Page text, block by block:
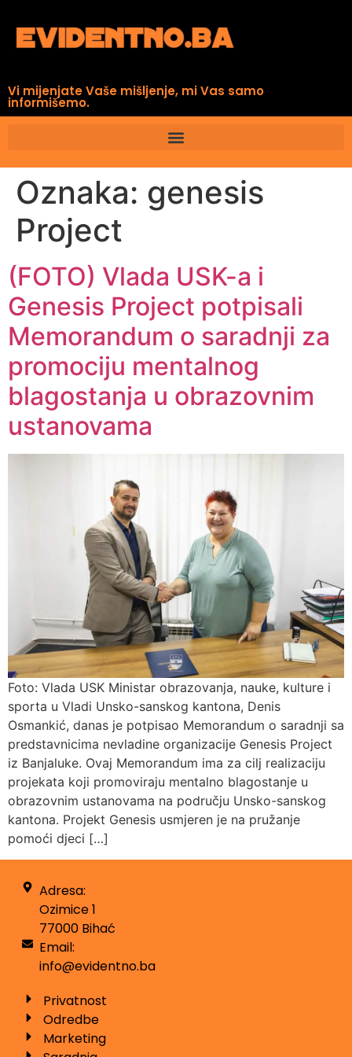
Vi mijenjate Vaše mišljenje, mi Vas samo
informišemo.
Oznaka: genesis
Project
(FOTO) Vlada USK-a i
Genesis Project potpisali
Memorandum o saradnji za
promociju mentalnog
blagostanja u obrazovnim
ustanovama
Foto: Vlada USK Ministar obrazovanja, nauke, kulture i
sporta u Vladi Unsko-sanskog kantona, Denis
Osmankić, danas je potpisao Memorandum o saradnji sa
predstavnicima nevladine organizacije Genesis Project
iz Banjaluke. Ovaj Memorandum ima za cilj realizaciju
projekata koji promoviraju mentalno blagostanje u
obrazovnim ustanovama na području Unsko-sanskog
kantona. Projekt Genesis usmjeren je na pružanje
pomoći djeci […]
Adresa:
Ozimice 1
77000 Bihać
Email:
info@evidentno.ba
Privatnost
Odredbe
Marketing